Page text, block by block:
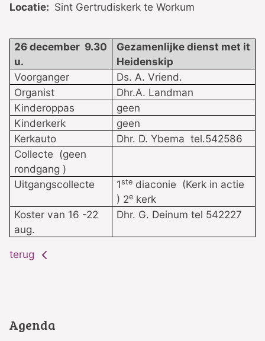
Locatie: Sint Gertrudiskerk te Workum
26 december 9.30
u.
Gezamenlijke dienst met it
Heidenskip
Voorganger
Ds. A. Vriend.
Organist
Dhr.A. Landman
Kinderoppas
geen
Kinderkerk
geen
Kerkauto
Dhr. D. Ybema tel.542586
Collecte (geen
rondgang )
Uitgangscollecte
1ste diaconie (Kerk in actie
) 2e kerk
Koster van 16 -22
aug.
Dhr. G. Deinum tel 542227
terug
Agenda